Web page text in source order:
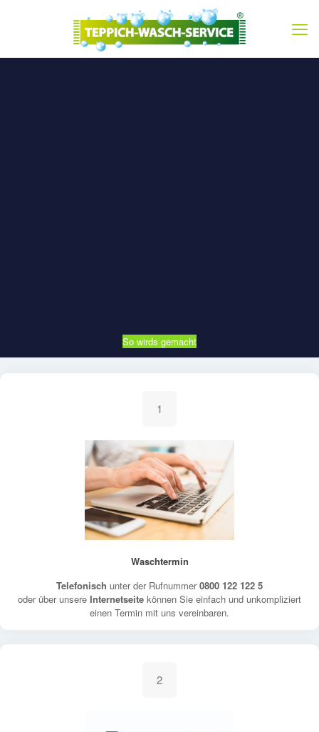
So wirds gemacht
1
Waschtermin
Telefonisch unter der Rufnummer0800 122 122 5
oder über unsere Internetseite können Sie einfach und unkompliziert
einen Termin mit uns vereinbaren.
2